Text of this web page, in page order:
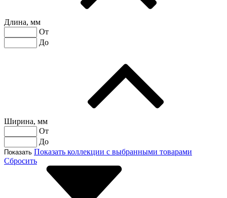
Длина, мм
От
До
Ширина, мм
От
До
Показать Показать коллекции с выбранными товарами
Сбросить